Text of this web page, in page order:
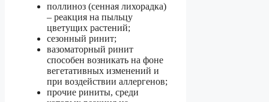
поллиноз (сенная лихорадка)
– реакция на пыльцу
цветущих растений;
сезонный ринит;
вазоматорный ринит
способен возникать на фоне
вегетативных изменений и
при воздействии аллергенов;
прочие риниты, среди